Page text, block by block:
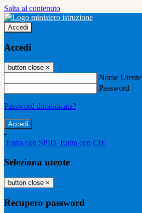
Salta al contenuto
Accedi
Accedi
button close ×
Nome Utente
Password
Password dimenticata?
-
Entra con SPID Entra con CIE
Seleziona utente
button close ×
Recupero password